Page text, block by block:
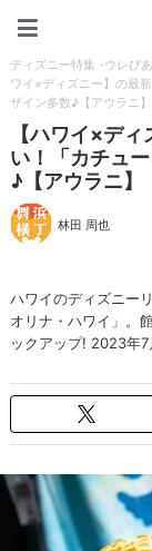
ディズニー特集 -ウレぴ
ワイ×ディズニー】の最
ザイン多数♪【アウラニ】
【ハワイ×デ
い！「カチュ
♪【アウラニ】
林田 周也
ハワイのディズニー
オリナ・ハワイ」。
ックアップ! 2023年7